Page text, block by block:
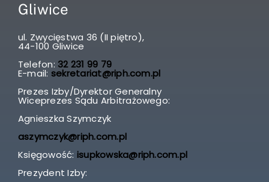
Gliwice
ul. Zwycięstwa 36 (II piętro),
44-100 Gliwice
Telefon: 32 231 99 79
E-mail: sekretariat@riph.com.pl
Prezes Izby/Dyrektor Generalny
Wiceprezes Sądu Arbitrażowego:
Agnieszka Szymczyk
aszymczyk@riph.com.pl
Księgowość: isupkowska@riph.com.pl
Prezydent Izby: